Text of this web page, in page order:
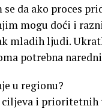
da ako proces
mogu doći i
mladih ljudi.
potrebna
u regionu?
ciljeva i prioritetnih